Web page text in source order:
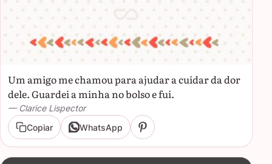
Um amigo me chamou para ajudar a cuidar da dor
dele. Guardei a minha no bolso e fui.
— Clarice Lispector
Copiar
WhatsApp